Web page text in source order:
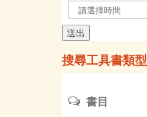
選
擇
時
間
搜尋工具書類型
書目